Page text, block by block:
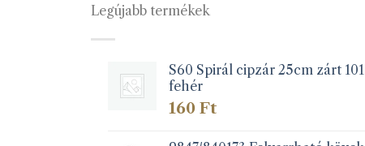
Legújabb termékek
S60 Spirál cipzár 25cm zárt 101
fehér
160 Ft